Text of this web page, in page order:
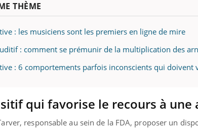
THÈME
: les musiciens sont les premiers en ligne de mire
: comment se prémunir de la multiplication des
: 6 comportements parfois inconscients qui doivent
qui favorise le recours à une
responsable au sein de la FDA, proposer un